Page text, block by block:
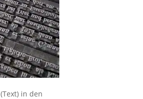
(Text) in den